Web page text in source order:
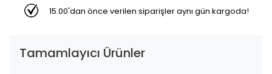
15.00'dan önce verilen siparişler aynı gün kargoda!
Tamamlayıcı Ürünler